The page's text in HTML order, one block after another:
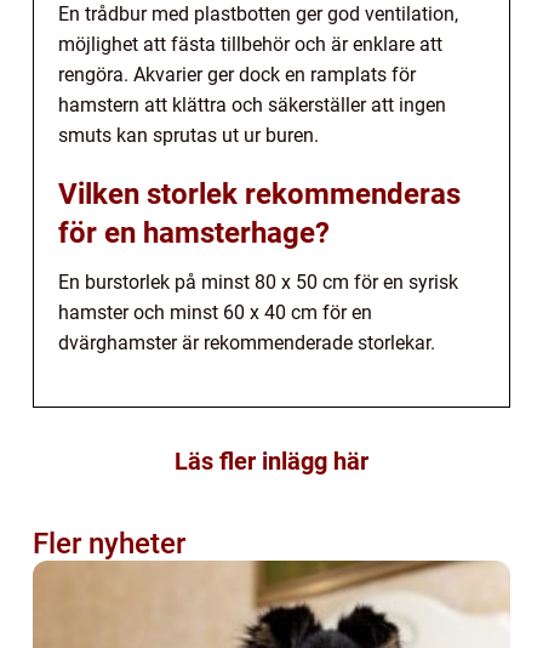
En trådbur med plastbotten ger god ventilation,
möjlighet att fästa tillbehör och är enklare att
rengöra. Akvarier ger dock en ramplats för
hamstern att klättra och säkerställer att ingen
smuts kan sprutas ut ur buren.
Vilken storlek rekommenderas
för en hamsterhage?
En burstorlek på minst 80 x 50 cm för en syrisk
hamster och minst 60 x 40 cm för en
dvärghamster är rekommenderade storlekar.
Läs fler inlägg här
Fler nyheter